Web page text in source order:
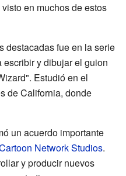
en muchos de estos
destacadas fue en la serie
escribir y dibujar el guion
Estudió en el
de California, donde
un acuerdo importante
Network Studios.
y producir nuevos